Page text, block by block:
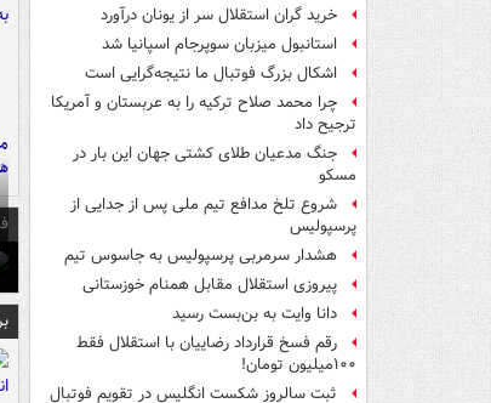
خرید گران استقلال سر از یونان درآورد
استانبول میزبان سوپرجام اسپانیا شد
اشکال بزرگ فوتبال ما نتیجه‌گرایی است
چرا محمد صلاح ترکیه را به عربستان و آمریکا
ترجیح داد
جنگ مدعیان طلای کشتی جهان این بار در
مسکو
شروع تلخ مدافع تیم ملی پس از جدایی از
پرسپولیس
هشدار سرمربی پرسپولیس به جاسوس تیم
پیروزی استقلال مقابل همنام خوزستانی
دانا وایت به بن‌بست رسید
رقم فسخ قرارداد رضاییان با استقلال فقط
۱۰۰میلیون تومان!
ثبت سالروز شکست انگلیس در تقویم فوتبال